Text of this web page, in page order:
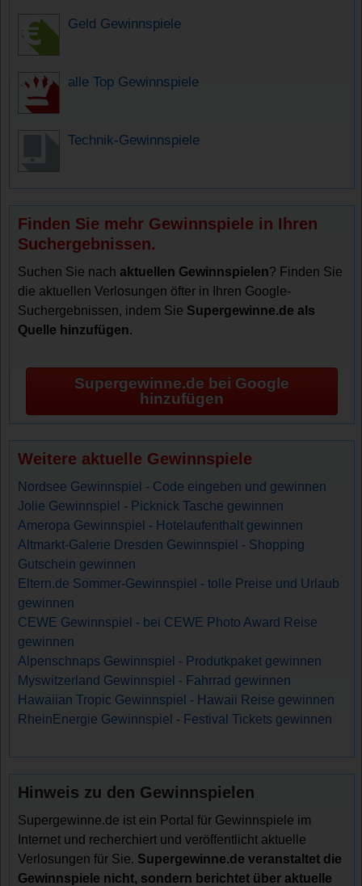
Geld Gewinnspiele
alle Top Gewinnspiele
Technik-Gewinnspiele
Finden Sie mehr Gewinnspiele in Ihren
Suchergebnissen.
Suchen Sie nachaktuellen Gewinnspielen? Finden Sie
die aktuellen Verlosungen öfter in Ihren Google-
Suchergebnissen, indem Sie Supergewinne.de als
Quelle hinzufügen.
Supergewinne.de bei Google
hinzufügen
Weitere aktuelle Gewinnspiele
Nordsee Gewinnspiel - Code eingeben und gewinnen
Jolie Gewinnspiel - Picknick Tasche gewinnen
Ameropa Gewinnspiel - Hotelaufenthalt gewinnen
Altmarkt-Galerie Dresden Gewinnspiel - Shopping
Gutschein gewinnen
Eltern.de Sommer-Gewinnspiel - tolle Preise und Urlaub
gewinnen
CEWE Gewinnspiel - bei CEWE Photo Award Reise
gewinnen
Alpenschnaps Gewinnspiel - Produtkpaket gewinnen
Myswitzerland Gewinnspiel - Fahrrad gewinnen
Hawaiian Tropic Gewinnspiel - Hawaii Reise gewinnen
RheinEnergie Gewinnspiel - Festival Tickets gewinnen
Hinweis zu den Gewinnspielen
Supergewinne.de ist ein Portal für Gewinnspiele im
Internet und recherchiert und veröffentlicht aktuelle
Verlosungen für Sie. Supergewinne.de veranstaltet die
Gewinnspiele nicht, sondern berichtet über aktuelle